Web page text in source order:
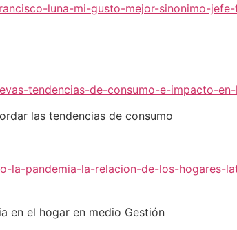
luna-mi-gusto-mejor-sinonimo-
tendencias-de-consumo-e-impacto-
las tendencias de consumo
la-pandemia-la-relacion-de-los-hogares-
en el hogar en medio Gestión